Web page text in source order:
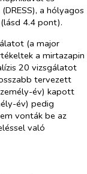
a hólyagos
4.4 pont).
(a major
a mirtazapin
20 vizsgálatot
tervezett
év) kapott
év) pedig
vonták be az
való